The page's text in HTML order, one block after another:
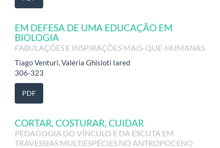
EM DEFESA DE UMA EDUCAÇÃO EM
BIOLOGIA
FABULAÇÕES E INSPIRAÇÕES MAIS-QUE-HUMANAS
Tiago Venturi, Valéria Ghisloti Iared
306-323
PDF
CORTAR, COSTURAR, CUIDAR
PEDAGOGIA DO VÍNCULO E DA ESCUTA EM
TRAVESSIAS MULTIESPÉCIES NO ANTROPOCENO